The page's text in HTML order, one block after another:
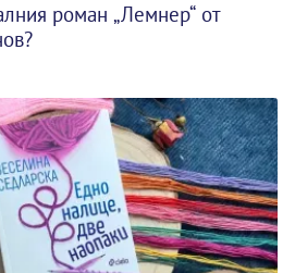
роман „Лемнер“ от